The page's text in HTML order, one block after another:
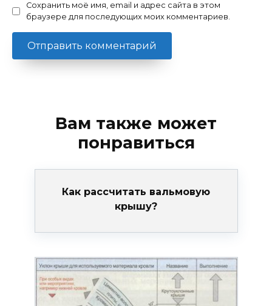
Сохранить моё имя, email и адрес сайта в этом
браузере для последующих моих комментариев.
Вам также может
понравиться
Как рассчитать вальмовую
крышу?